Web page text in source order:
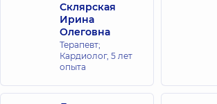
Склярская
Ирина
Олеговна
Терапевт;
Кардиолог, 5 лет
опыта